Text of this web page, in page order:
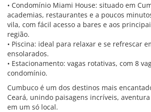
• Condomínio Miami House: situado em
academias, restaurantes e a poucos
vila, com fácil acesso a bares e aos
região.
• Piscina: ideal para relaxar e se refrescar
ensolarados.
• Estacionamento: vagas rotativas, com 8
condomínio.
Cumbuco é um dos destinos mais
Ceará, unindo paisagens incríveis,
em um só local.